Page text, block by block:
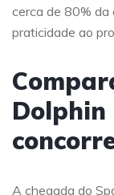
cerca de 80% da
praticidade ao
Dolphin
A chegada do